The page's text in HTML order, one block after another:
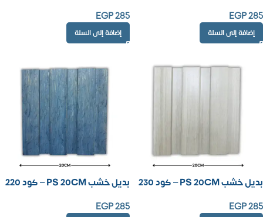
EGP285
إضافة إلى السلة
EGP285
إضافة إلى السلة
بديل خشب PS 20CM – كود 230
EGP285
بديل خشب PS 20CM – كود 220
EGP285